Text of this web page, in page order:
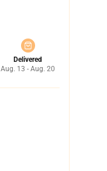
Delivered
Aug. 13 - Aug. 20